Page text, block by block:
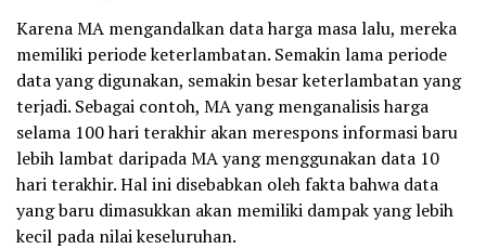
Karena MA mengandalkan data harga masa lalu, mereka
memiliki periode keterlambatan. Semakin lama periode
data yang digunakan, semakin besar keterlambatan yang
terjadi. Sebagai contoh, MA yang menganalisis harga
selama 100 hari terakhir akan merespons informasi baru
lebih lambat daripada MA yang menggunakan data 10
hari terakhir. Hal ini disebabkan oleh fakta bahwa data
yang baru dimasukkan akan memiliki dampak yang lebih
kecil pada nilai keseluruhan.